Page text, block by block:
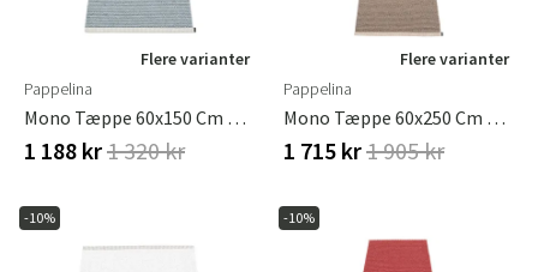
Flere varianter
Pappelina
Mono Tæppe 60x150 Cm Storm / Light Grey
1 188 kr1 320 kr
Flere varianter
Pappelina
Mono Tæppe 60x250 Cm Dark Mud / Mud
1 715 kr1 905 kr
-10% -10%